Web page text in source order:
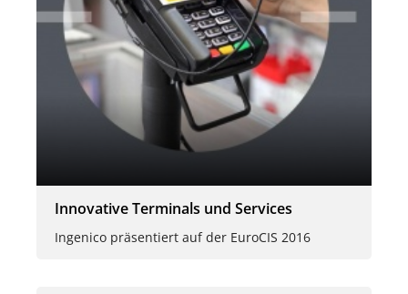
Innovative Terminals und Services
Ingenico präsentiert auf der EuroCIS 2016